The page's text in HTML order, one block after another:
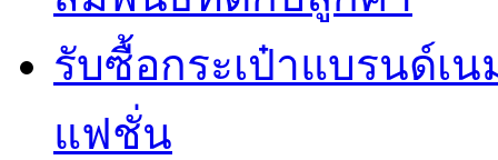
รับซื้อกระเป๋าแบรนด์เ
แฟชั่น